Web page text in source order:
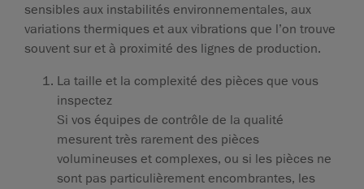
sensibles aux instabilités environnementales, aux
variations thermiques et aux vibrations que l’on trouve
souvent sur et à proximité des lignes de production.
La taille et la complexité des pièces que vous
inspectez
Si vos équipes de contrôle de la qualité
mesurent très rarement des pièces
volumineuses et complexes, ou si les pièces ne
sont pas particulièrement encombrantes, les